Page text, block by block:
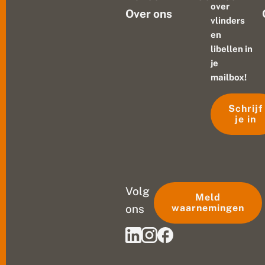
Over ons
over
vlinders
en
libellen in
je
mailbox!
Schrijf
je in
Volg
ons
Meld
waarnemingen